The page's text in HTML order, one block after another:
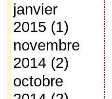
janvier
2015 (1)
novembre
2014(2)
octobre